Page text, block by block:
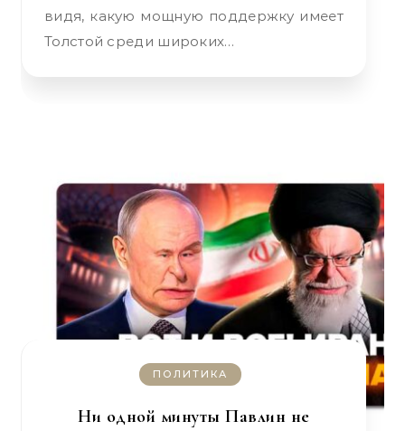
видя, какую мощную поддержку имеет
Толстой среди широких…
ПОЛИТИКА
Ни одной минуты Павлин не